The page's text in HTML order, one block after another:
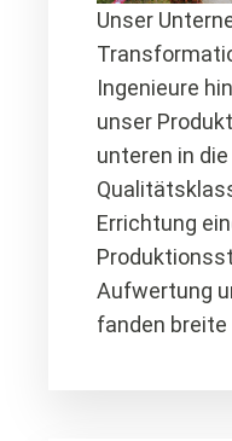
Unser
Ingenieure
unser
unteren in
Errichtung
Aufwertung
fanden